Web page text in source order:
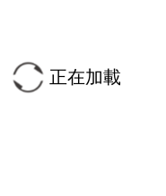
正在加載